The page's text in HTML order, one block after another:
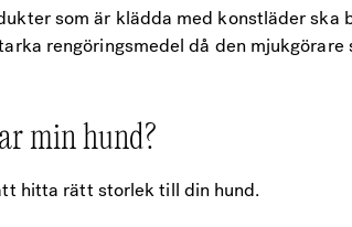
som är klädda med konstläder ska
rengöringsmedel då den
min hund?
hitta rätt storlek till din hund.